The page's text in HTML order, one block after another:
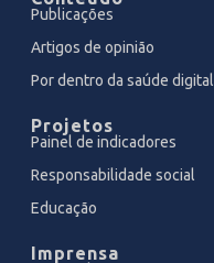
Publicações
Artigos de opinião
Por dentro da saúde digital
Projetos
Painel de indicadores
Responsabilidade social
Educação
Imprensa